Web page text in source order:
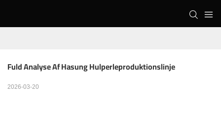
Fuld Analyse Af Hasung Hulperleproduktionslinje
2026-03-20